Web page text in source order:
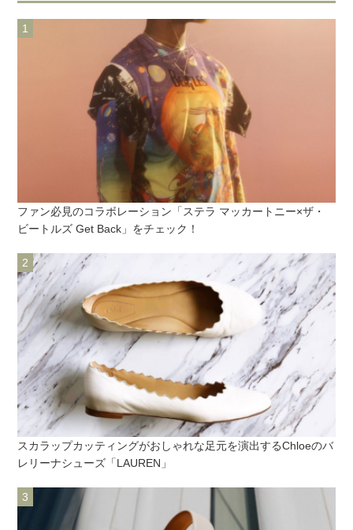
ファン必見のコラボレーション「ステラ マッカートニー×ザ・
ビートルズ Get Back」をチェック！
スカラップカッティングがおしゃれな足元を演出するChloeのバ
レリーナシューズ「LAUREN」